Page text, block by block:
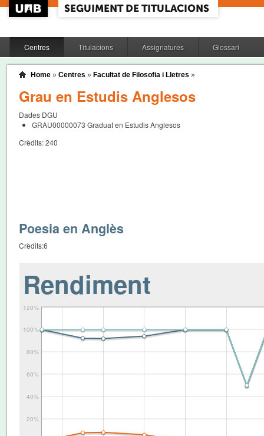
Centres Titulacions Assignatures Glossari
Home » Centres » Facultat de Filosofia i Lletres »
Grau en Estudis Anglesos
Dades DGU
GRAU00000073 Graduat en Estudis Anglesos
Crèdits:240
Poesia en Anglès
Crèdits:6
Rendiment
20%
40%
60%
80%
100%
120%